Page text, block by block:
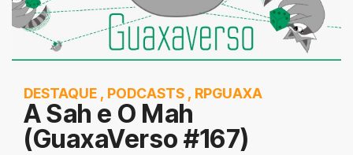
DESTAQUE , PODCASTS , RPGUAXA
A Sah e O Mah
(GuaxaVerso #167)